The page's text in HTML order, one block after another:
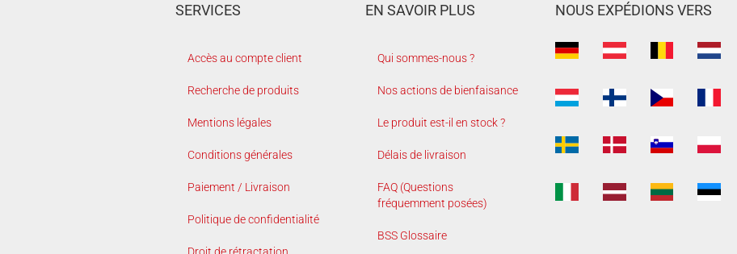
SERVICES
Accès au compte client
Recherche de produits
Mentions légales
Conditions générales
Paiement / Livraison
Politique de confidentialité
Droit de rétractation
EN SAVOIR PLUS
Qui sommes-nous ?
Nos actions de bienfaisance
Le produit est-il en stock ?
Délais de livraison
FAQ (Questions
fréquemment posées)
BSS Glossaire
NOUS EXPÉDIONS VERS